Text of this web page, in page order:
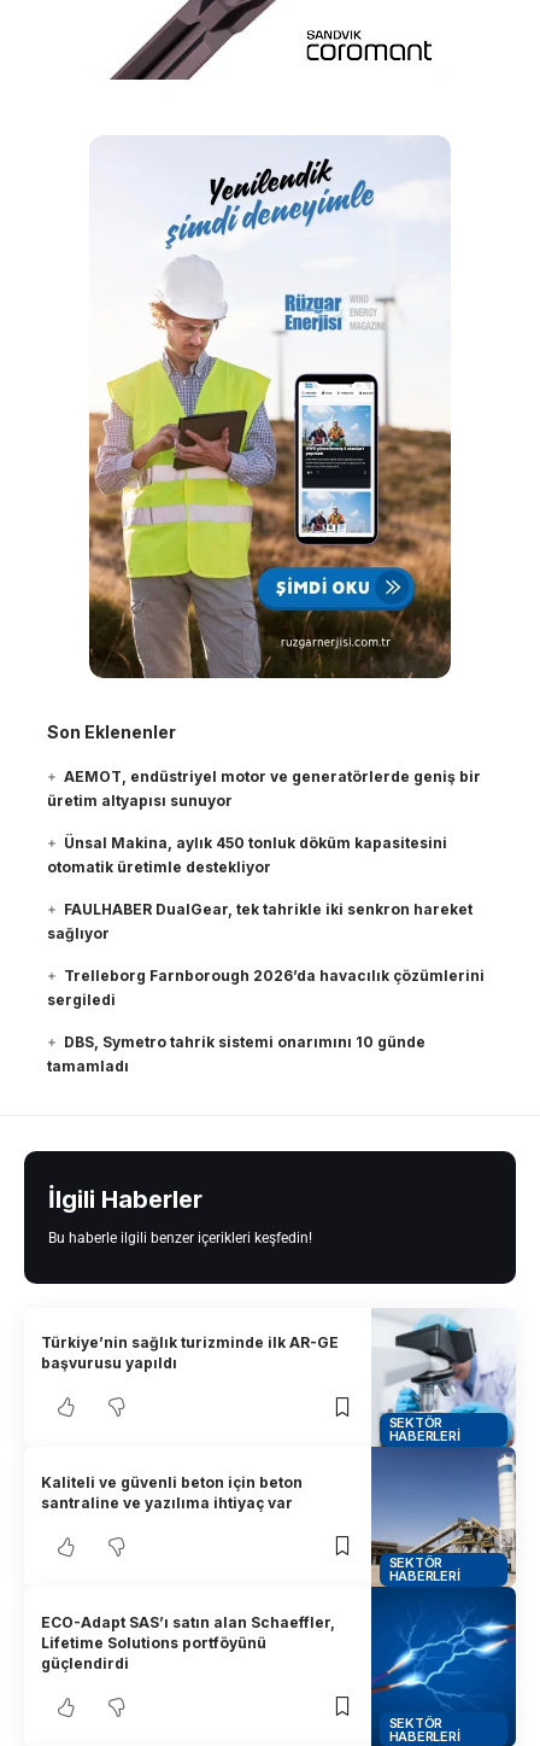
Son Eklenenler
AEMOT, endüstriyel motor ve generatörlerde geniş bir
üretim altyapısı sunuyor
Ünsal Makina, aylık 450 tonluk döküm kapasitesini
otomatik üretimle destekliyor
FAULHABER DualGear, tek tahrikle iki senkron hareket
sağlıyor
Trelleborg Farnborough 2026’da havacılık çözümlerini
sergiledi
DBS, Symetro tahrik sistemi onarımını 10 günde
tamamladı
İlgili Haberler
Bu haberle ilgili benzer içerikleri keşfedin!
SEKTÖR
HABERLERI
Türkiye’nin sağlık turizminde ilk AR-GE
başvurusu yapıldı
SEKTÖR
HABERLERI
Kaliteli ve güvenli beton için beton
santraline ve yazılıma ihtiyaç var
SEKTÖR
HABERLERI
ECO-Adapt SAS’ı satın alan Schaeffler,
Lifetime Solutions portföyünü
güçlendirdi